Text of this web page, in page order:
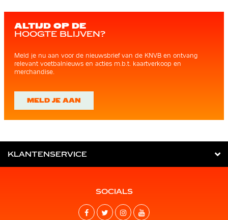
ALTIJD OP DE
HOOGTE BLIJVEN?
Meld je nu aan voor de nieuwsbrief van de KNVB en ontvang
relevant voetbalnieuws en acties m.b.t. kaartverkoop en
merchandise.
MELD JE AAN
KLANTENSERVICE
SOCIALS